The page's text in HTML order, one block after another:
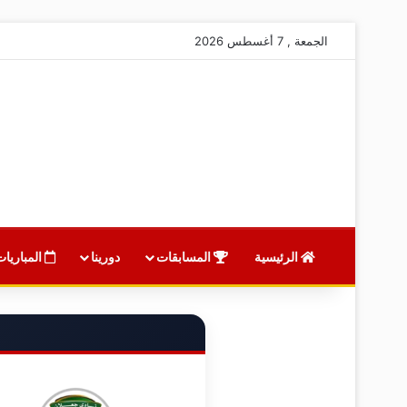
الجمعة , 7 أغسطس 2026
الرئيسية المسابقات دورينا